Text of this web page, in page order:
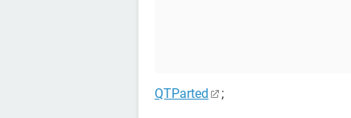
QTParted ;